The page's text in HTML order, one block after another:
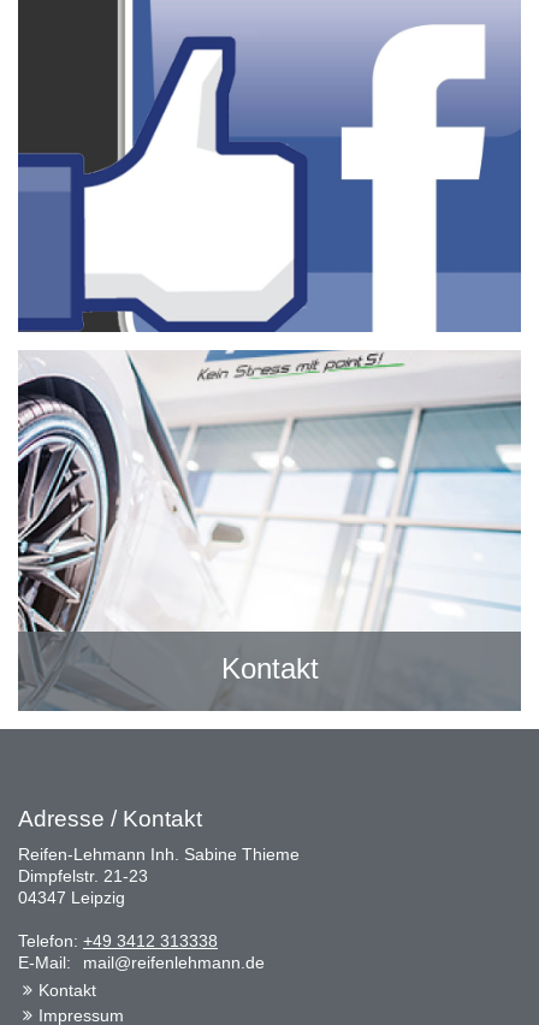
Kontakt
Adresse / Kontakt
Reifen-Lehmann Inh. Sabine Thieme
Dimpfelstr. 21-23
04347 Leipzig
Telefon: +49 3412 313338
E-Mail:
mail@reifenlehmann.de
Kontakt
Impressum